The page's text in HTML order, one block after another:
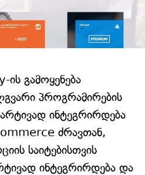
გამოყენება
პროგრამირების
ინტეგრირდება
ძრავთან,
საიტებისთვის
ინტეგრირდება და